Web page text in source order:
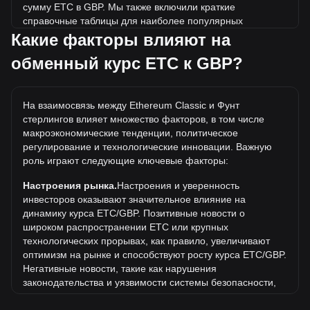
сумму ETC в GBP. Мы также включили краткие
справочные таблицы для наиболее популярных
конвертаций. Например, 5 GBP эквивалентны 1.04 ETC,
а 5 ETC будут стоить около 24.15GBP.
Какова самая высокая цена ETC/GBP в истории?
составляет £130.96. Еще неизвестно, превысит ли
стоимость 1 ETC в GBP текущий исторический максимум.
Какова динамика цен в GBP?
За последние 7 дней обменный курс Ethereum Classic
(ETC) снизился на 2.39%. За последний месяц
5.71% по отношению к следующей валюте: Фунт
Какие факторы влияют на
обменный курс ETC к GBP?
На взаимосвязь между Ethereum Classic и Фунт
стерлингов влияет множество факторов, в том числе
макроэкономические тенденции, политическое
регулирование и технологические инновации. Важную
роль играют следующие ключевые факторы:
Настроения рынка.Настроения и уверенность
инвесторов оказывают значительное влияние на
динамику курса ETC/GBP. Позитивные новости о
широком распространении ETC или крупных
технологических прорывах, как правило, увеличивают
оптимизм на рынке и способствуют росту курса ETC/GBP.
Негативные новости, такие как нарушения
законодательства и уязвимости системы безопасности,